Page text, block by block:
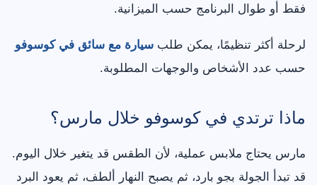
فقط أو طوال البرنامج حسب الميزانية.
لرحلة أكثر تنظيمًا، يمكن طلب سيارة مع سائق في كوسوفو
حسب عدد الأشخاص والوجهات المطلوبة.
ماذا ترتدي في كوسوفو خلال مارس؟
مارس يحتاج ملابس عملية، لأن الطقس قد يتغير خلال اليوم.
قد تبدأ الجولة بجو بارد، ثم يصبح النهار ألطف، ثم يعود البرد